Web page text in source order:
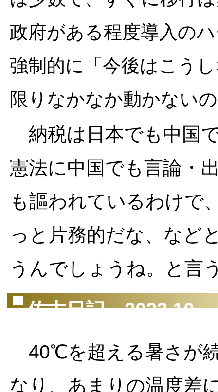
政府がある程度導入の
強制的に「今後はこう
限りなかなか動かない
納税は日本でも中国
憲法に中国でも言論・
も謳われているわけで
っと片務的だな、など
うんでしょうね。と言
佐古日記 2022.10
40℃を超える暑さが
なり、あまりの温度差